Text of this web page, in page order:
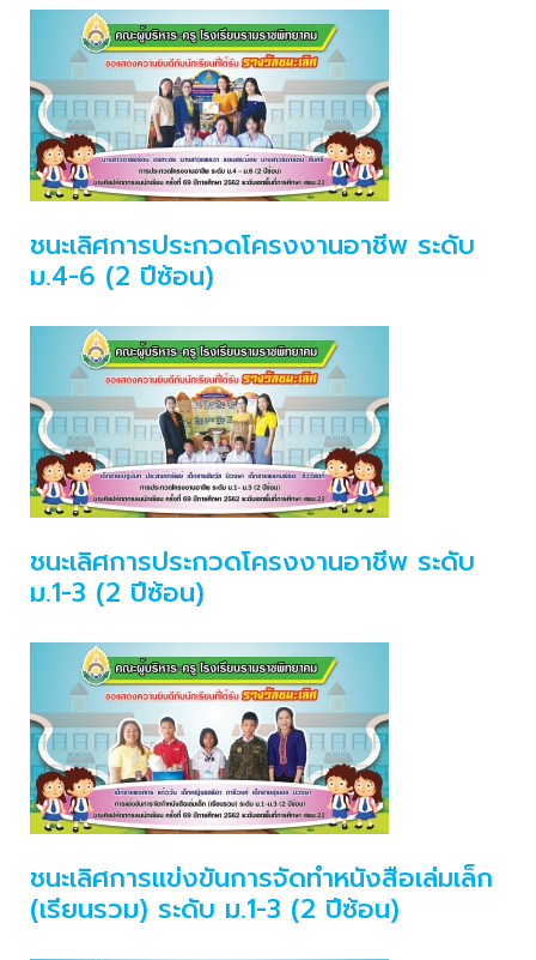
ชนะเลิศการประกวดโครงงานอาชีพ ระดับ
ม.4-6 (2 ปีซ้อน)
ชนะเลิศการประกวดโครงงานอาชีพ ระดับ
ม.1-3 (2 ปีซ้อน)
ชนะเลิศการแข่งขันการจัดทำหนังสือเล่มเล็ก
(เรียนรวม) ระดับ ม.1-3 (2 ปีซ้อน)